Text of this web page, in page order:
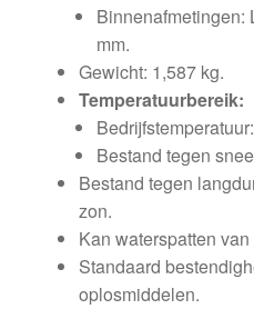
Binnenafmetingen:
mm.
Gewicht: 1,587 kg.
Temperatuurbereik:
Bestand tegen
Bestand tegen
zon.
Kan waterspatten
Standaard
oplosmiddelen.